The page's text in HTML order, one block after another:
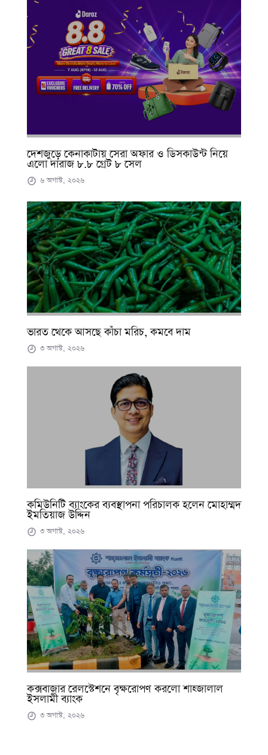
দেশজুড়ে কেনাকাটায় সেরা অফার ও ডিসকাউন্ট নিয়ে
এলো দারাজ ৮.৮ গ্রেট ৮ সেল
৬ অগাস্ট, ২০২৬
ভারত থেকে আসছে কাঁচা মরিচ, কমবে দাম
৩ অগাস্ট, ২০২৬
কমিউনিটি ব্যাংকের ব্যবস্থাপনা পরিচালক হলেন মোহাম্মদ
ইমতিয়াজ উদ্দিন
৩ অগাস্ট, ২০২৬
কক্সবাজার রেলস্টেশনে বৃক্ষরোপণ করলো শাহ্জালাল
ইসলামী ব্যাংক
৩ অগাস্ট, ২০২৬